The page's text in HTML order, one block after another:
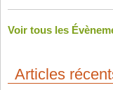
Voir tous les
Articles